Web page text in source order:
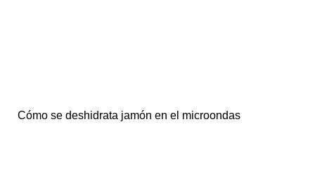
Cómo se deshidrata jamón en el microondas